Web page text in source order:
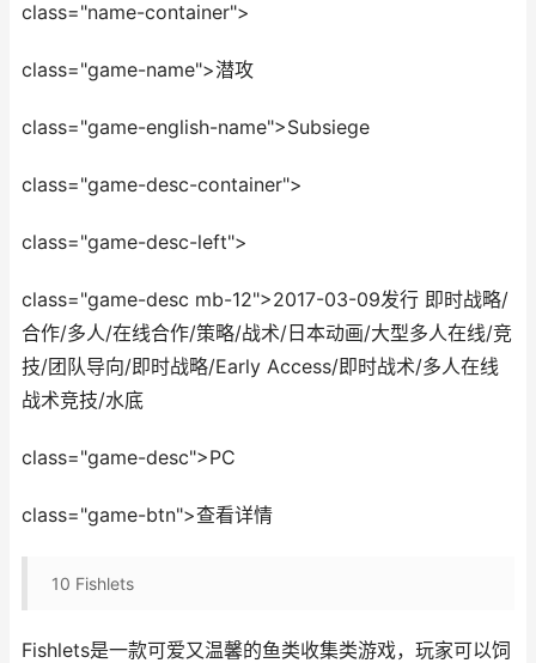
class="name-container">
class="game-name">潜攻
class="game-english-name">Subsiege
class="game-desc-container">
class="game-desc-left">
class="game-desc mb-12">2017-03-09发行 即时战略/
合作/多人/在线合作/策略/战术/日本动画/大型多人在线/竞
技/团队导向/即时战略/Early Access/即时战术/多人在线
战术竞技/水底
class="game-desc">PC
class="game-btn">查看详情
10 Fishlets
Fishlets是一款可爱又温馨的鱼类收集类游戏，玩家可以饲